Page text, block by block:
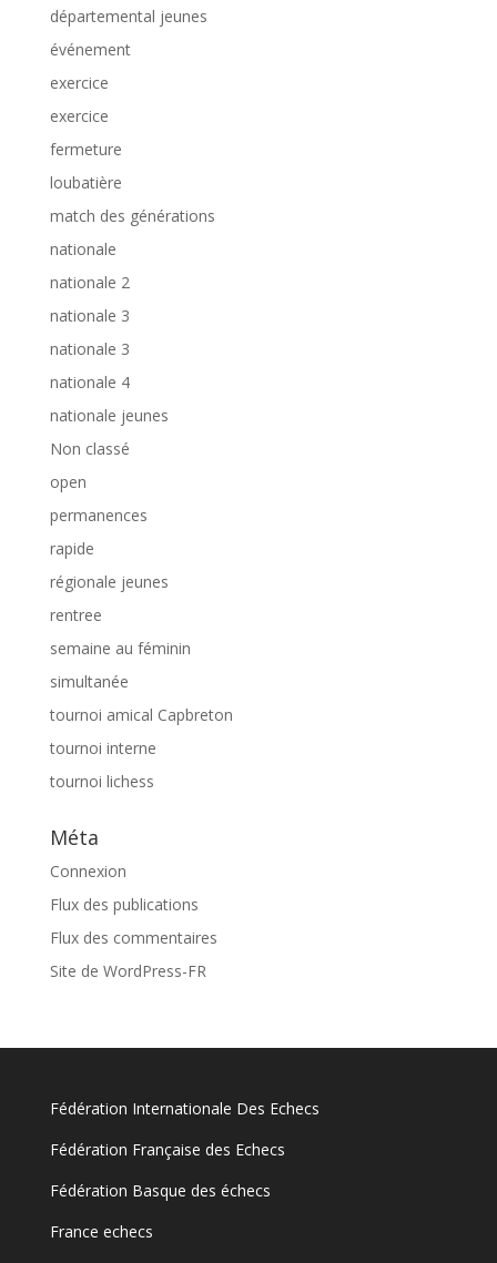
départemental jeunes
événement
exercice
exercice
fermeture
loubatière
match des générations
nationale
nationale 2
nationale 3
nationale 3
nationale 4
nationale jeunes
Non classé
open
permanences
rapide
régionale jeunes
rentree
semaine au féminin
simultanée
tournoi amical Capbreton
tournoi interne
tournoi lichess
Méta
Connexion
Flux des publications
Flux des commentaires
Site de WordPress-FR
Fédération Internationale Des Echecs
Fédération Française des Echecs
Fédération Basque des échecs
France echecs